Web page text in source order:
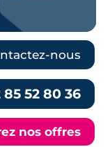
nous
85 52 80 36
nos offres